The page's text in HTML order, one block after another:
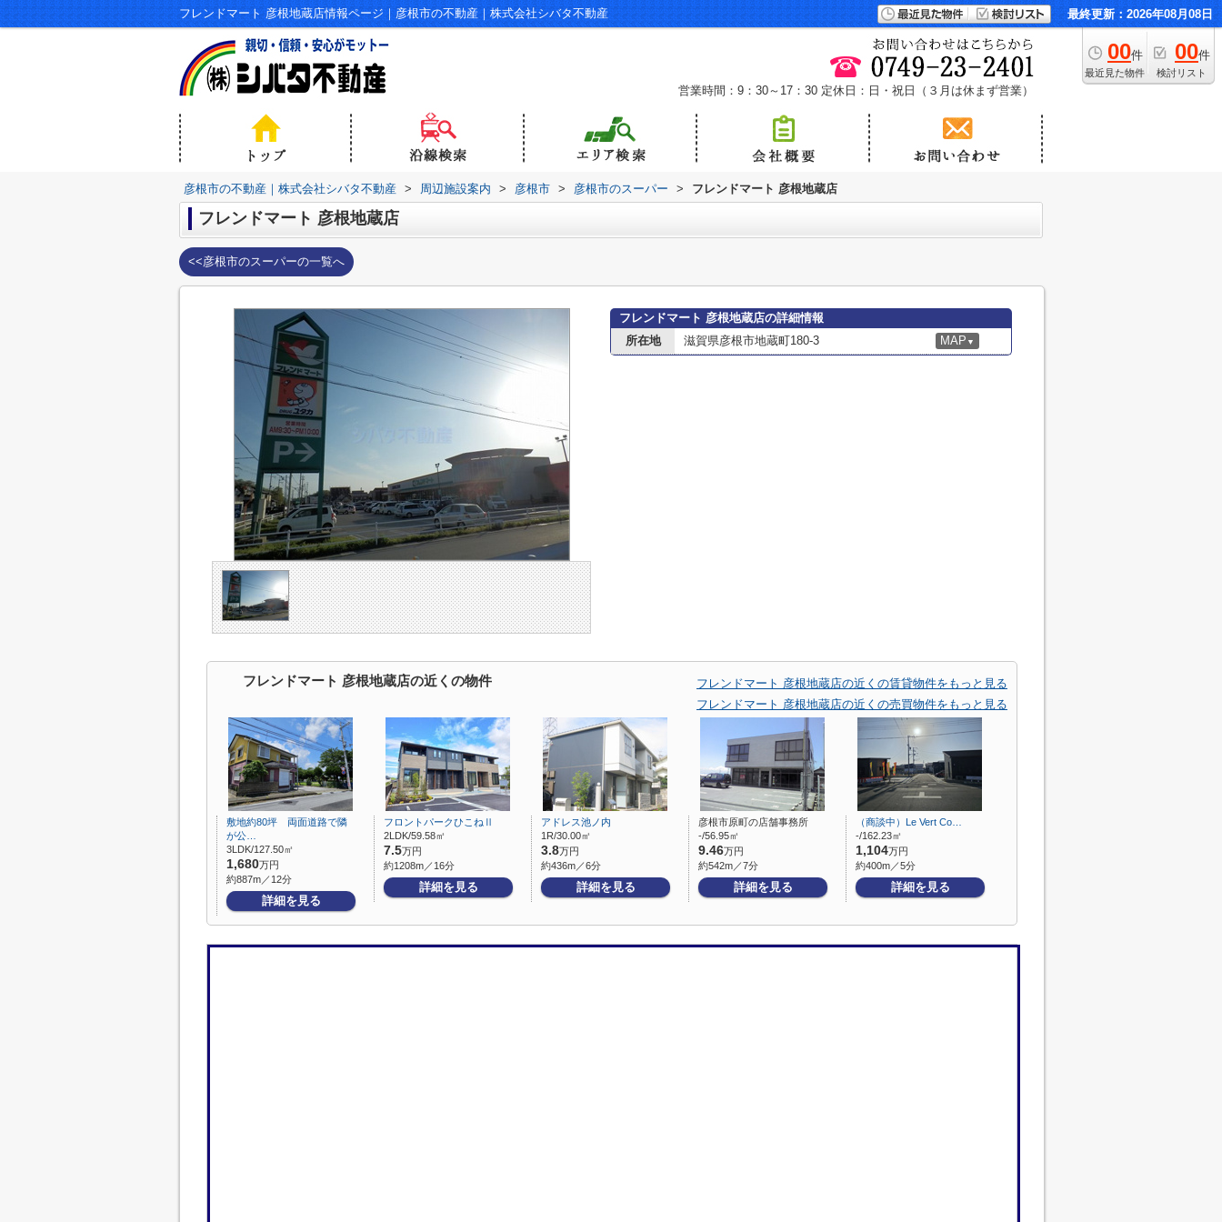
フレンドマート 彦根地蔵店情報ページ｜彦根市の不動産｜株式会社シバタ不動産 最終更新：2026年08月08日
00件
最近見た物件
00件
検討リスト
営業時間：9：30～17：30 定休日：日・祝日（３月は休まず営業）
彦根市の不動産｜株式会社シバタ不動産 > 周辺施設案内 > 彦根市 > 彦根市のスーパー > フレンドマート 彦根地蔵店
フレンドマート 彦根地蔵店
<<彦根市のスーパーの一覧へ
フレンドマート 彦根地蔵店の詳細情報
所在地
滋賀県彦根市地蔵町180-3 MAP ▼
フレンドマート 彦根地蔵店の近くの物件
フレンドマート 彦根地蔵店の近くの賃貸物件をもっと見る
フレンドマート 彦根地蔵店の近くの売買物件をもっと見る
敷地約80坪 両面道路で隣
が公…
3LDK/127.50㎡
1,680万円
約887m／12分
詳細を見る
フロントパークひこねⅡ
2LDK/59.58㎡
7.5万円
約1208m／16分
詳細を見る
アドレス池ノ内
1R/30.00㎡
3.8万円
約436m／6分
詳細を見る
彦根市原町の店舗事務所
-/56.95㎡
9.46万円
約542m／7分
詳細を見る
（商談中）Le Vert Co…
-/162.23㎡
1,104万円
約400m／5分
詳細を見る